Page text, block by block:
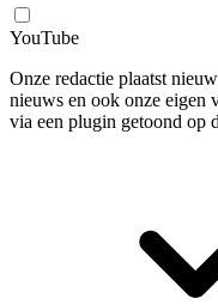
YouTube
Onze redactie plaatst
nieuws en ook onze eigen
via een plugin getoond op